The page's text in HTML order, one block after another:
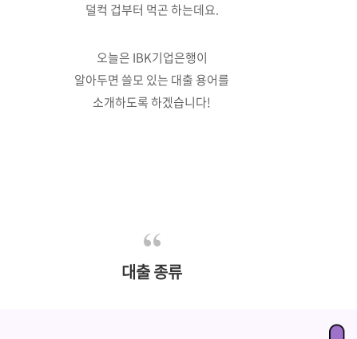
덜컥 겁부터 먹곤 하는데요.
오늘은 IBK기업은행이
알아두면 쓸모 있는 대출 용어를
소개하도록 하겠습니다!
대출 종류